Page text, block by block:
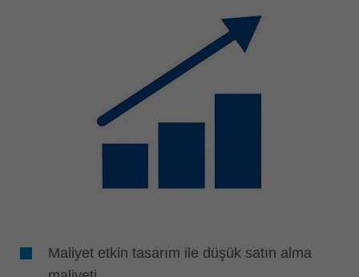
Maliyet etkin tasarım ile düşük satın alma